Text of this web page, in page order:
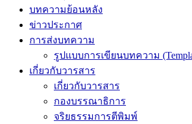
บทความย้อนหลัง
ข่าวประกาศ
การส่งบทความ
รูปแบบการเขียนบทความ
เกี่ยวกับวารสาร
เกี่ยวกับวารสาร
กองบรรณาธิการ
จริยธรรมการตีพิมพ์